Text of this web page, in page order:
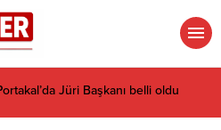
Jüri Başkanı belli oldu